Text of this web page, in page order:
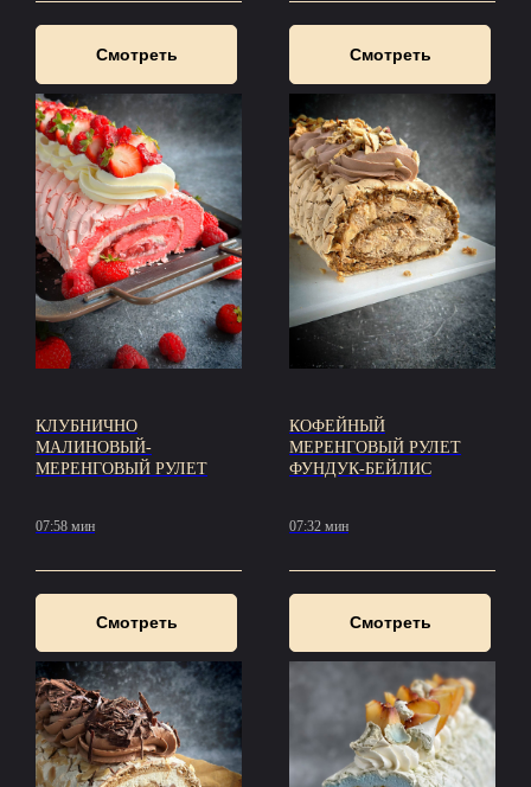
Смотреть Смотреть
КЛУБНИЧНО
МАЛИНОВЫЙ-
МЕРЕНГОВЫЙ РУЛЕТ
07:58 мин
Смотреть
КОФЕЙНЫЙ
МЕРЕНГОВЫЙ РУЛЕТ
ФУНДУК-БЕЙЛИС
07:32 мин
Смотреть